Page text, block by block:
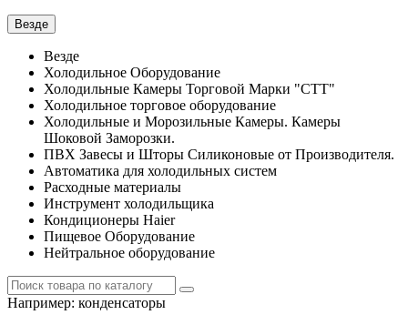
Везде
Везде
Холодильное Оборудование
Холодильные Камеры Торговой Марки "СТТ"
Холодильное торговое оборудование
Холодильные и Морозильные Камеры. Камеры
Шоковой Заморозки.
ПВХ Завесы и Шторы Силиконовые от Производителя.
Автоматика для холодильных систем
Расходные материалы
Инструмент холодильщика
Кондиционеры Haier
Пищевое Оборудование
Нейтральное оборудование
Например: конденсаторы